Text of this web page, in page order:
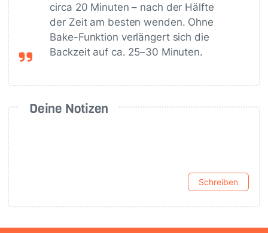
circa 20 Minuten – nach der Hälfte
der Zeit am besten wenden. Ohne
Bake-Funktion verlängert sich die
Backzeit auf ca. 25–30 Minuten.
Deine Notizen
Schreiben